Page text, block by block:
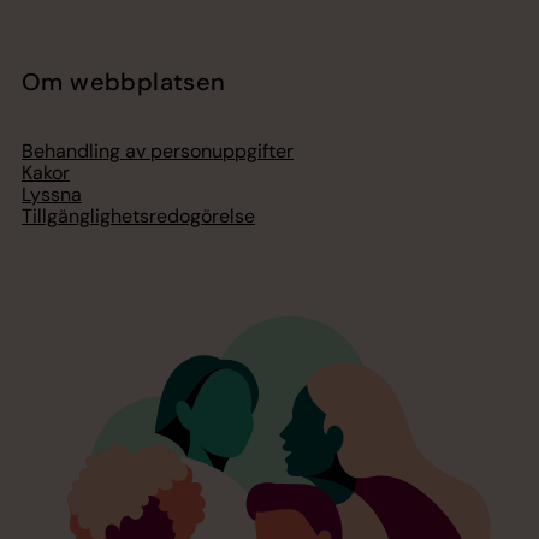
Om webbplatsen
Behandling av personuppgifter
Kakor
Lyssna
Tillgänglighetsredogörelse